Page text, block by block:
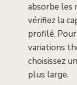
absorbe les
vérifiez la
profilé.
variations
choisissez
plus large.